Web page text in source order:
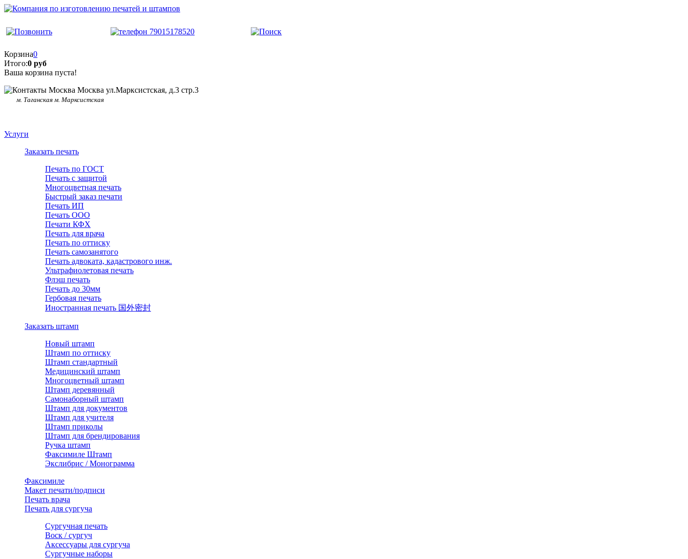
Корзина0
Итого:0 руб
Ваша корзина пуста!
Москва ул.Марксистская, д.3 стр.3
м. Таганская м. Марксистская
Услуги
Заказать печать
Печать по ГОСТ
Печать с защитой
Многоцветная печать
Быстрый заказ печати
Печать ИП
Печать ООО
Печати КФХ
Печать для врача
Печать по оттиску
Печать самозанятого
Печать адвоката, кадастрового инж.
Ультрафиолетовая печать
Флэш печать
Печать до 30мм
Гербовая печать
Иностранная печать 国外密封
Заказать штамп
Новый штамп
Штамп по оттиску
Штамп стандартный
Медицинский штамп
Многоцветный штамп
Штамп деревянный
Самонаборный штамп
Штамп для документов
Штамп для учителя
Штамп приколы
Штамп для брендирования
Ручка штамп
Факсимиле Штамп
Экслибрис / Монограмма
Факсимиле
Макет печати/подписи
Печать врача
Печать для сургуча
Сургучная печать
Воск / сургуч
Аксессуары для сургуча
Сургучные наборы